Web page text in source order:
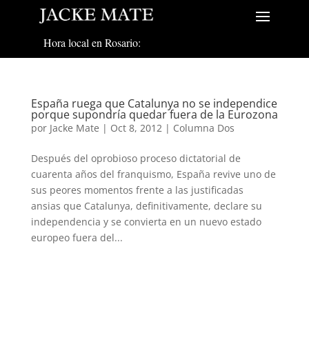
Hora local en Rosario:
España ruega que Catalunya no se independice
porque supondría quedar fuera de la Eurozona
por Jacke Mate | Oct 8, 2012 | Columna Dos
Después del oprobioso proceso dictatorial de
cuarenta años del franquismo, España revive uno de
sus peores momentos frente a las justificadas
ansias que Catalunya, definitivamente, declare su
independencia y se convierta en un nuevo estado
europeo fuera del...